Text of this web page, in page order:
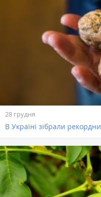
28 грудня
В Україні зібрали